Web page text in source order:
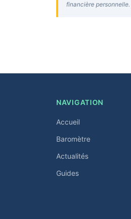
financière personnelle.
NAVIGATION
Accueil
Baromètre
Actualités
Guides